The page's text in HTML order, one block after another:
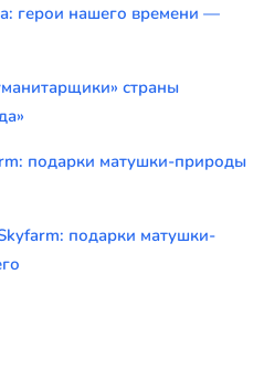
герои нашего времени —
страны
подарки матушки-природы
подарки матушки-